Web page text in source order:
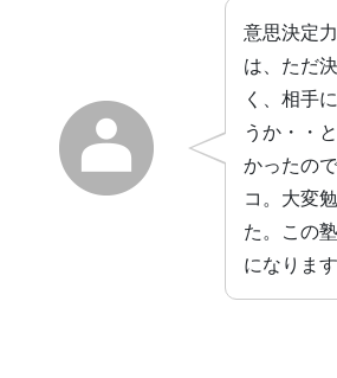
意思決定
は、ただ
く、相手
うか・・
かったの
コ。大変
た。この
になります